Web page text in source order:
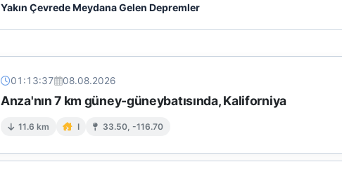
Yakın Çevrede Meydana Gelen Depremler
01:13:37 08.08.2026
Anza'nın 7 km güney-güneybatısında, Kaliforniya
11.6 km I 33.50, -116.70